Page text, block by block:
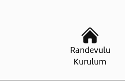
Randevulu
Kurulum